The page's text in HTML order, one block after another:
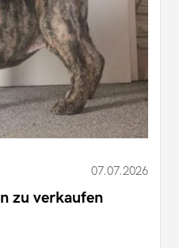
07.07.2026
zu verkaufen